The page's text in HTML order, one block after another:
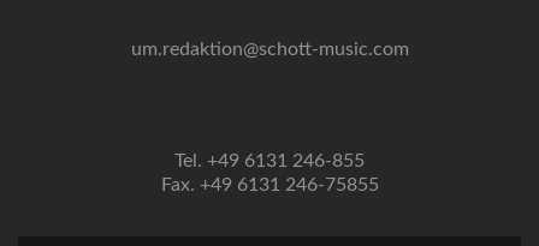
um.redaktion@schott-music.com
Tel. +49 6131 246-855
Fax. +49 6131 246-75855